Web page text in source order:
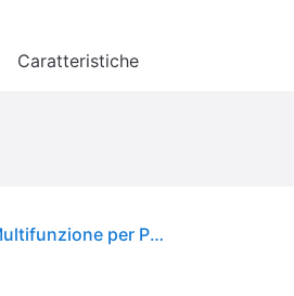
Caratteristiche
Tunturi UB60 Panca Pesi Regolabile – Panca Multifunzione per Palestra in Casa, Allenamento Forza, Struttura Robusta (Nero)